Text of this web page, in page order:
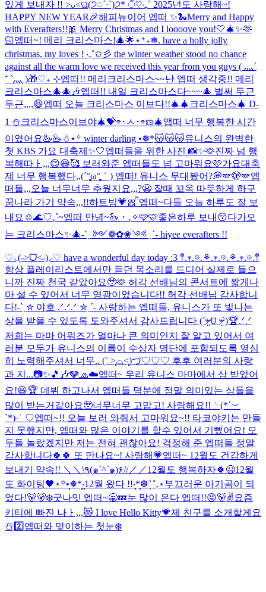
있게 보내자 !! >ᴗ<ଘ(੭◌ˊᵕˋ)੭* ੈ♡‧₊˚ 2025년도 사랑해~!
HAPPY NEW YEAR🎉해피뉴이어 엡떠 ✨🐍Merry and Happy
with Everafters!!🎀 Merry Christmas and I loooove you!🤍🎄✨🫶
🏻엡떠~! 메리 크리스마스!🎄🌟⋆⁺₊❅. have a holly jolly
christmas, my loves ! ‧₊˚✩彡 the winter weather stood no chance
against all the warm love we received this year from you guys ( 灬´
˘ `灬 )🎁♡₊ ⊹엡떠!! 메리크리스마스~~난 엡떠 생각중!! 메리
크리스마스🎄🎄🎶엡떠!! 내일 크리스마스다~~~🎄 벌써 두근
두근,,,,😆엡떠 오늘 크리스마스 이브다!!🎄🎄 크리스마스🎄 D-
1 ⛄️크리스마스이브야🎄💝⌯･ㅅ･⌯ಣ🎄앱떠 너무 행복한 시간
이였어요🦢🦢☃︎⋆꙳ winter darling •❅*ִ😽😽😽유니스의 완벽한
첫 KBS 가요 대축제✨🤍엡떠들을 위한 사진 📸✨🫶진짜 넘 행
복해따ㅏ,,,😊😆🥰 보러와준 엡떠들도 넘 고마워요🩷가요대축
제 너무 행복했다,,(´°̥̥̥̥̥̥̥̥ω°̥̥̥̥̥̥̥̥｀) 엡떠! 유니스 무대봤어?💭🪽🫣🪽엡
떠들,,,오늘 너무너무 추웠지요,,,?😬 잘때 꼬옥 따듯하게 하구
꿈나라 가기 약속,,,!!하트빔💗🎀 ᩚ엡떠~다들 오늘 하루도 잘 보
내요☺️🌊♡₊˚~엡떠 안녕~🦢・₊✧🩷🩷좋은하루 보내😚다가오
는 크리스마스✨🎄-ˋˏ ༻❁✿❀༺ ˎˊ- hiyee everafters !!
♡⸜(˶˃ᗜ˂˶)⸝♡ have a wonderful day today :3 𖤣.𖥧.𖡼.⚘.𖥧.𖡼.⚘.𖥧.𖡼.𖤣
항상 플레이리스트에서만 듣던 목소리를 드디어 실제로 들으
니까 진짜 천국 같았아요🥹🫶 허각 선배님의 콘서트에 짧게나
마 설 수 있어서 너무 영광이었습니다!! 허각 선배님 감사합니
다!˗ˋˏ✮ 야호 .ᐟ.ᐟ.ᐟ ✮ˎˊ˗ 사랑하는 엡떠들, 유니스가 또 빛나는
상을 받을 수 있도록 도와주셔서 감사드립니다 (ˊᵒ̴̶̷̤ ꇴ ᵒ̴̶̷̤ˋ)🏆.ᐟ.ᐟ
저희는 마마 어워즈가 얼마나 큰 의미인지 잘 알고 있어서 여
러분 모두가 유니스의 이름이 수상자 명단에 포함되도록 열심
히 노력해주셔서 너무.. (˚ ˃̣̣̥⌓˂̣̣̥)づ♡♡♡ 후후 여러분의 사랑
과 지...📷✨🎵🎶🩶🧢☁️엡떠~ 우리 유니스 마마에서 상 받았어
요!😆🏆 데뷔 하고나서 엡떠들 덕분에 정말 의미있는 상들을
많이 받는거같아요🥹너무너무 고맙고! 사랑해요!!╰(*´︶
`*)╯♡엡떠~!! 오늘 보러 와줘서 고마워요~!! 타코야키는 만들
지 못했지만, 엡떠와 많은 이야기를 할수 있어서 기뻤어요! 모
두들 놀랐겠지만 저는 전혀 괜찮아요! 걱정해 준 엡떠들 정말
감사합니다🍀🍀 또 만나요~! 사랑해💗엡떠~ 12월도 건강하게
보내기 약속!! ＼＼\٩(๑`^´๑)۶//／／12월도 행복하자🍀😉12월
도 화이팅🖤 ⋆꙳•̩̩͙❅*̩̩͙‧͙12월 왔다 !!‧͙*̩̩͙❆ ͙͛ ˚₊⋆부끄러운 아기곰이 되
었다!🐻🐻‍❄️굿나잇 엡떠~🥱💤눈 많이 온다 엡떠!!😝🐻✌️요즘
키티에 빠진 나ㅏ,,,😻 I love Hello Kitty💗제 친구를 소개할게요
☃️2️⃣ 엡떠와 맞이하는 첫눈❄️